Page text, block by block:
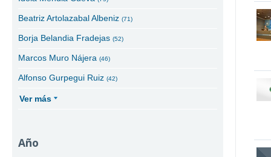
Beatriz Artolazabal Albeniz(71)
Borja Belandia Fradejas(52)
Marcos Muro Nájera(46)
Alfonso Gurpegui Ruiz(42)
Ver más
Año